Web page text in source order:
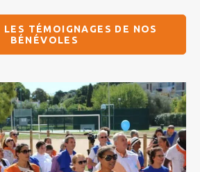
LES TÉMOIGNAGES DE NOS
BÉNÉVOLES